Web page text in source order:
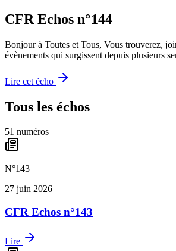
CFR Echos n°144
Bonjour à Toutes et Tous, Vous trouverez,
évènements qui surgissent depuis plusieurs
Lire cet écho
Tous les échos
51 numéros
N°143
27 juin 2026
CFR Echos n°143
Lire